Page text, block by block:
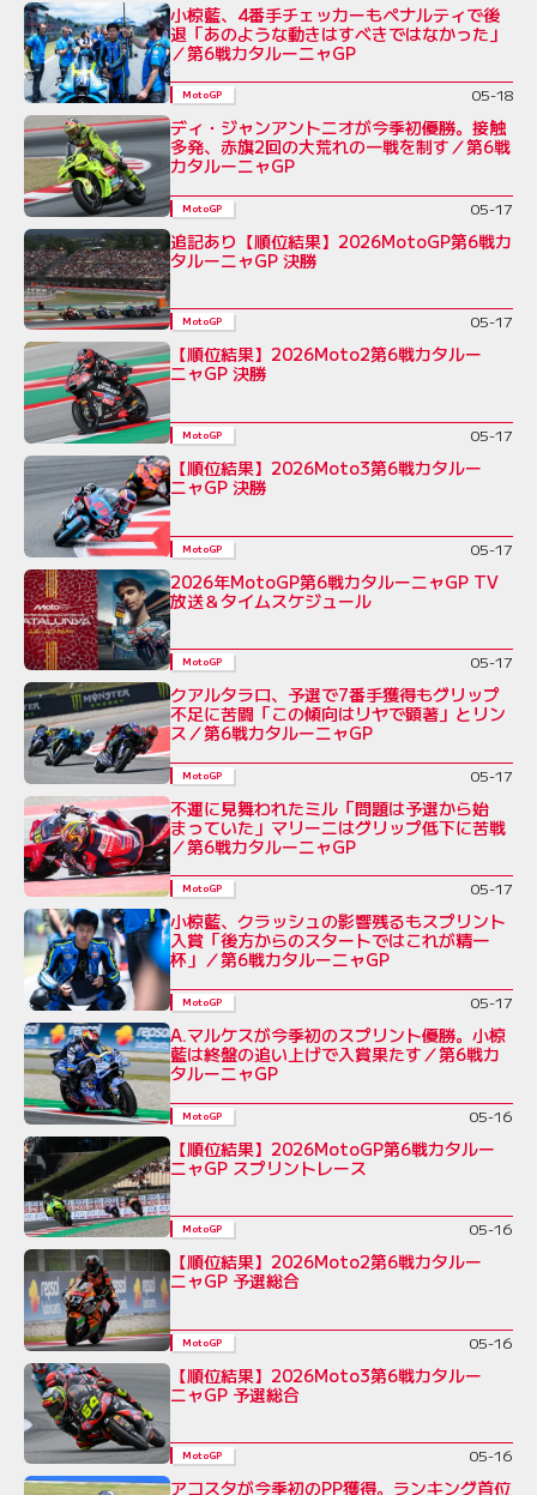
小椋藍、4番手チェッカーもペナルティで後
退「あのような動きはすべきではなかった」
／第6戦カタルーニャGP
MotoGP 05-18
ディ・ジャンアントニオが今季初優勝。接触
多発、赤旗2回の大荒れの一戦を制す／第6戦
カタルーニャGP
MotoGP 05-17
追記あり【順位結果】2026MotoGP第6戦カ
タルーニャGP 決勝
MotoGP 05-17
【順位結果】2026Moto2第6戦カタルー
ニャGP 決勝
MotoGP 05-17
【順位結果】2026Moto3第6戦カタルー
ニャGP 決勝
MotoGP 05-17
2026年MotoGP第6戦カタルーニャGP TV
放送＆タイムスケジュール
MotoGP 05-17
クアルタラロ、予選で7番手獲得もグリップ
不足に苦闘「この傾向はリヤで顕著」とリン
ス／第6戦カタルーニャGP
MotoGP 05-17
不運に見舞われたミル「問題は予選から始
まっていた」マリーニはグリップ低下に苦戦
／第6戦カタルーニャGP
MotoGP 05-17
小椋藍、クラッシュの影響残るもスプリント
入賞「後方からのスタートではこれが精一
杯」／第6戦カタルーニャGP
MotoGP 05-17
A.マルケスが今季初のスプリント優勝。小椋
藍は終盤の追い上げで入賞果たす／第6戦カ
タルーニャGP
MotoGP 05-16
【順位結果】2026MotoGP第6戦カタルー
ニャGP スプリントレース
MotoGP 05-16
【順位結果】2026Moto2第6戦カタルー
ニャGP 予選総合
MotoGP 05-16
【順位結果】2026Moto3第6戦カタルー
ニャGP 予選総合
MotoGP 05-16
アコスタが今季初のPP獲得。ランキング首位